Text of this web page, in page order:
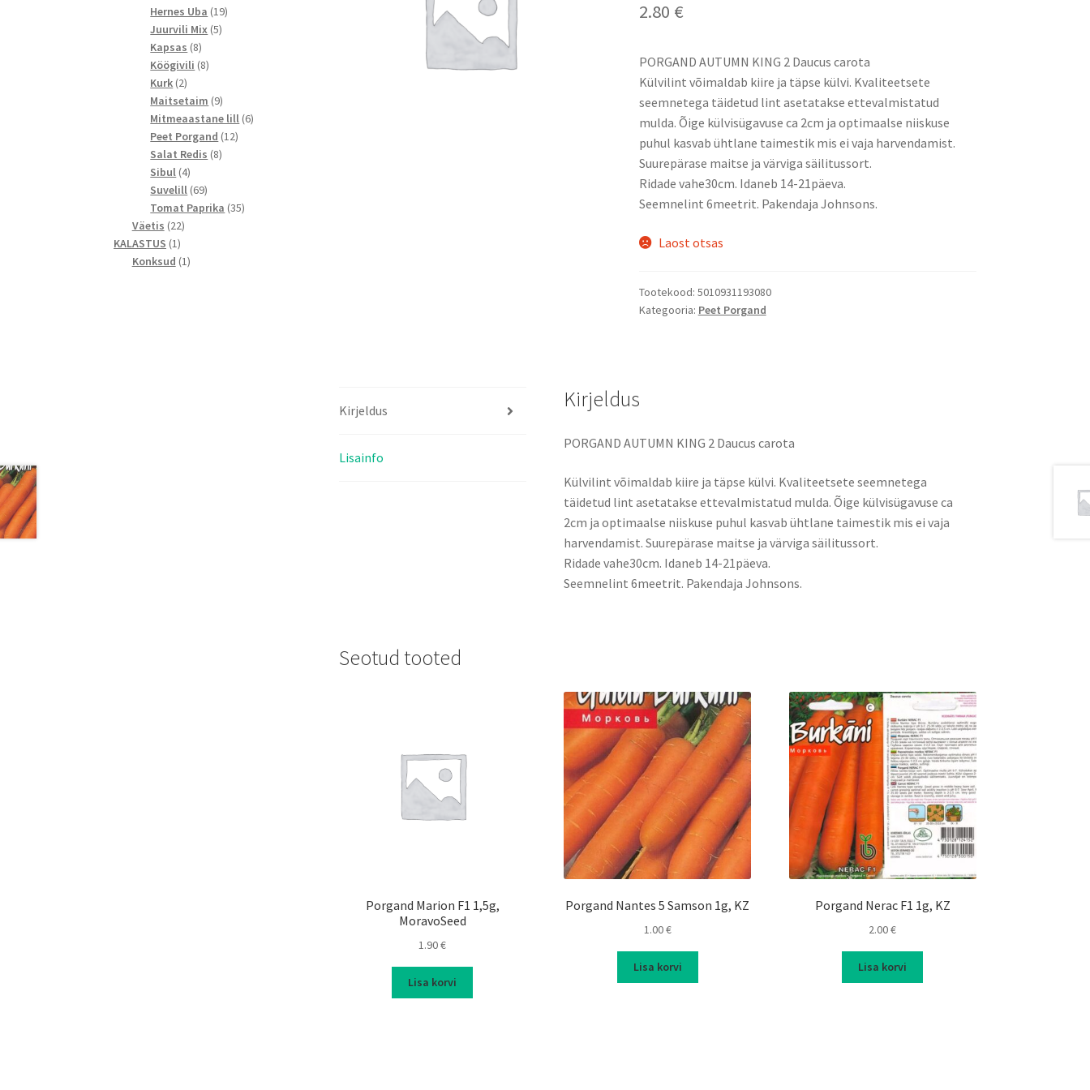
2.80 €
PORGAND AUTUMN KING 2 Daucus carota
Külvilint võimaldab kiire ja täpse külvi. Kvaliteetsete
seemnetega täidetud lint asetatakse ettevalmistatud
mulda. Õige külvisügavuse ca 2cm ja optimaalse niiskuse
puhul kasvab ühtlane taimestik mis ei vaja harvendamist.
Suurepärase maitse ja värviga säilitussort.
Ridade vahe30cm. Idaneb 14-21päeva.
Seemnelint 6meetrit. Pakendaja Johnsons.
Laost otsas
Tootekood: 5010931193080
Kategooria: Peet Porgand
Kirjeldus
Lisainfo
Kirjeldus
PORGAND AUTUMN KING 2 Daucus carota
Külvilint võimaldab kiire ja täpse külvi. Kvaliteetsete seemnetega
täidetud lint asetatakse ettevalmistatud mulda. Õige külvisügavuse ca
2cm ja optimaalse niiskuse puhul kasvab ühtlane taimestik mis ei vaja
harvendamist. Suurepärase maitse ja värviga säilitussort.
Ridade vahe30cm. Idaneb 14-21päeva.
Seemnelint 6meetrit. Pakendaja Johnsons.
Seotud tooted
Porgand Marion F1 1,5g,
MoravoSeed
1.90€
Lisa korvi
Porgand Nantes 5 Samson 1g, KZ
1.00€
Lisa korvi
Porgand Nerac F1 1g, KZ
2.00€
Lisa korvi
toodet
Hernes Uba 1919
Juurvili Mix 55
Kapsas 88
toodet
Köögivili 88
Kurk 22
toodet
Maitsetaim 99
toodet
Mitmeaastane lill 66
Peet Porgand 1212
Salat Redis 88
Sibul 44
toodet
Suvelill 6969
toodet
Tomat Paprika 3535
Väetis 2222
KALASTUS 11
toode
Konksud 11